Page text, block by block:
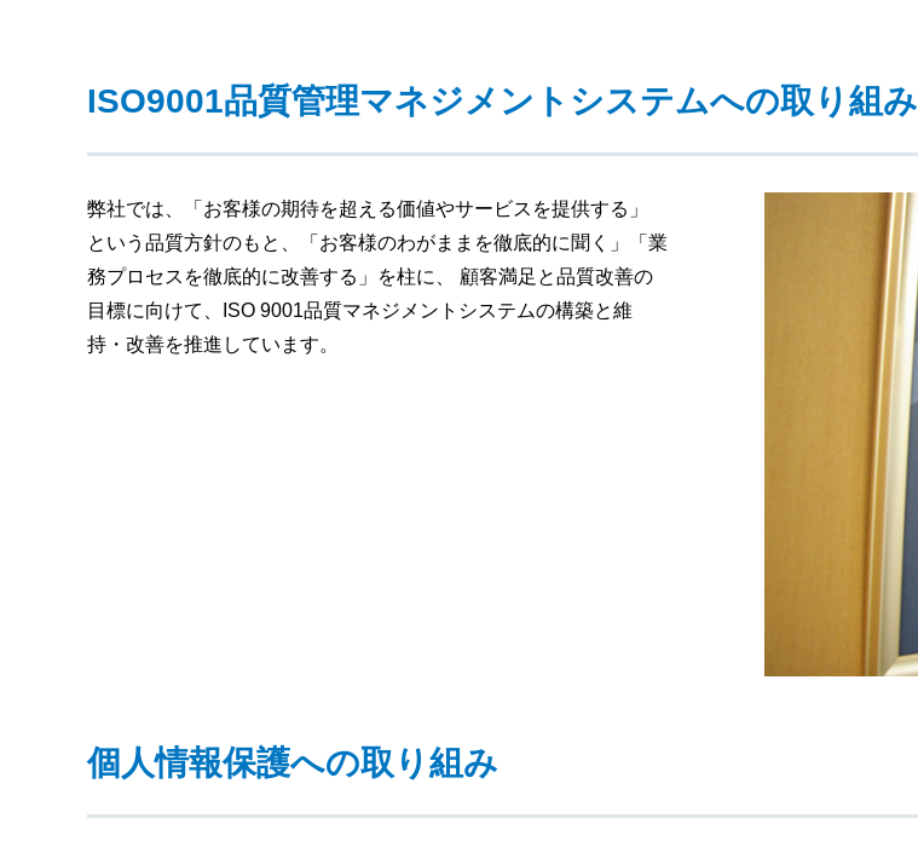
ISO9001品質管理マネジメントシステムへの取り組み
弊社では、「お客様の期待を超える価値やサービスを提供する」
という品質方針のもと、「お客様のわがままを徹底的に聞く」「業
務プロセスを徹底的に改善する」を柱に、 顧客満足と品質改善の
目標に向けて、ISO 9001品質マネジメントシステムの構築と維
持・改善を推進しています。
個人情報保護への取り組み